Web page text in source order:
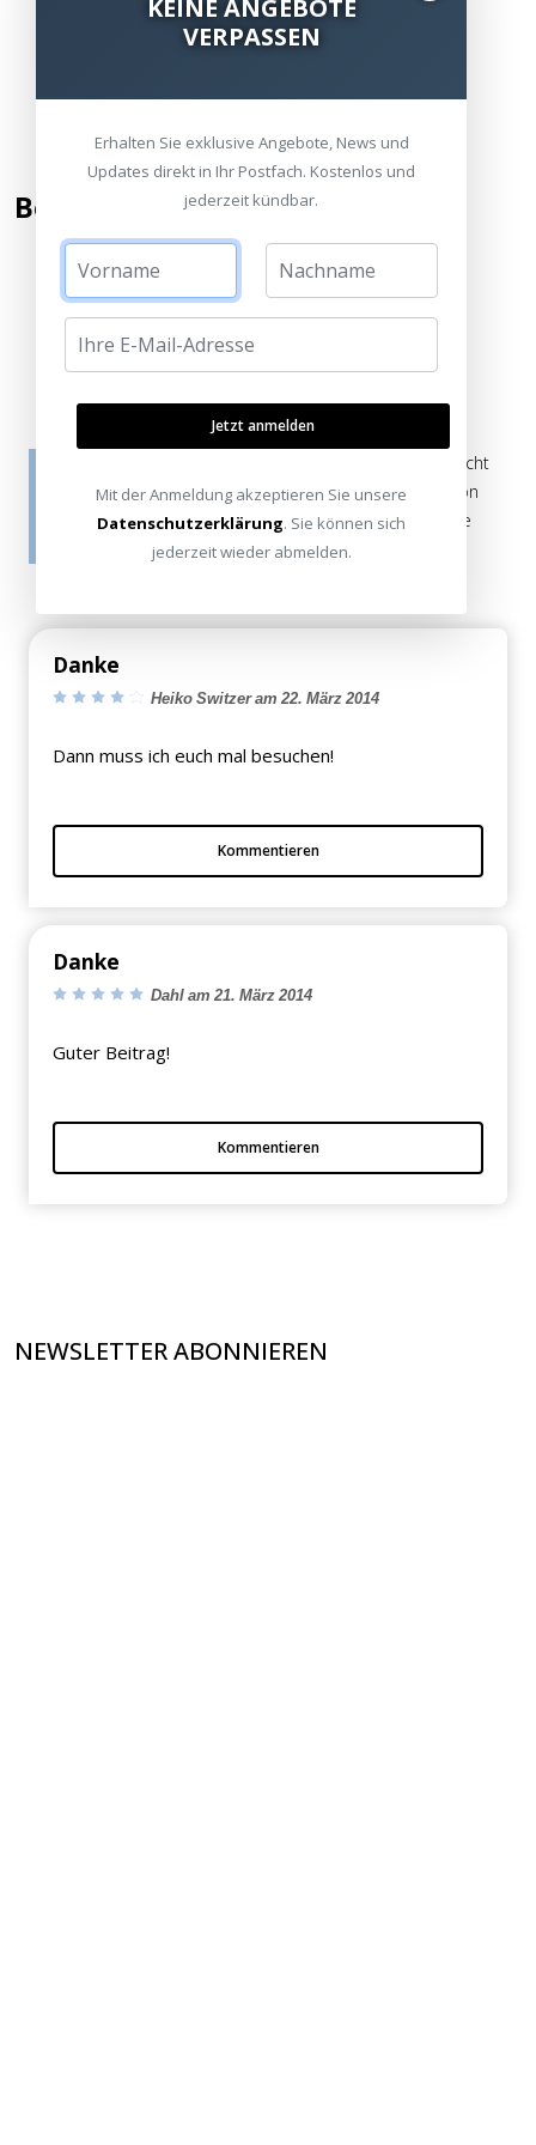
Bewertung hinzufügen
Kommentar / Bewertung schreiben
Die Bewertungen werden vor ihrer Veröffentlichung nicht
auf ihre Echtheit überprüft. Sie können daher auch von
Verbrauchern stammen, die die bewerteten Produkte
tatsächlich gar nicht erworben/genutzt haben.
Danke
Heiko Switzer am 22. März 2014
Dann muss ich euch mal besuchen!
Kommentieren
Danke
Dahl am 21. März 2014
Guter Beitrag!
Kommentieren
NEWSLETTER ABONNIEREN
KEINE ANGEBOTE
VERPASSEN
Erhalten Sie exklusive Angebote, News und
Updates direkt in Ihr Postfach. Kostenlos und
jederzeit kündbar.
Jetzt anmelden
Mit der Anmeldung akzeptieren Sie unsere
Datenschutzerklärung. Sie können sich
jederzeit wieder abmelden.